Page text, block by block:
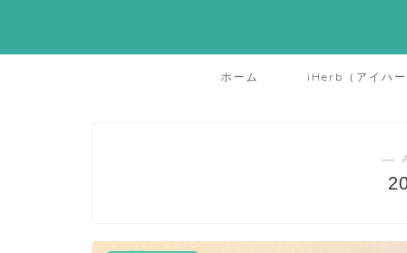
ホーム iHerb（アイハー
―